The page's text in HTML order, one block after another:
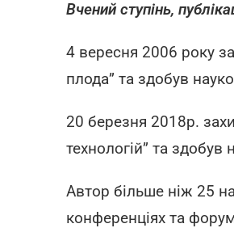
Вчений ступінь,
4 вересня 2006 року
плода” та здобув
20 березня 2018р.
технологій” та
Автор більше ніж 25
конференціях та